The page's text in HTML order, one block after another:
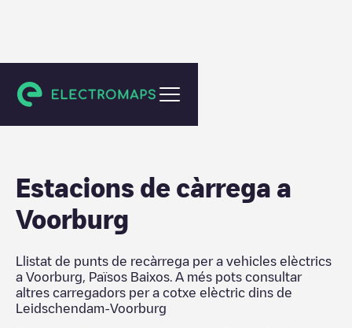
Leidschendam-Voorburg
Estacions de càrrega a
Voorburg
Llistat de punts de recàrrega per a vehicles elèctrics
a Voorburg Països Baixos . A més pots consultar
altres carregadors per a cotxe elèctric dins de
Leidschendam-Voorburg